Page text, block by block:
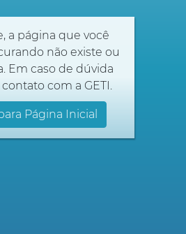
a página que você
não existe ou
Em caso de dúvida
com a GETI.
Página Inicial